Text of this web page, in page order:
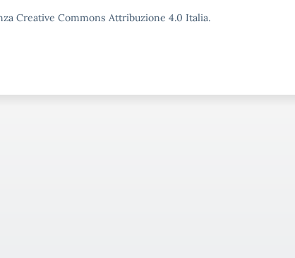
Creative Commons Attribuzione 4.0 Italia.